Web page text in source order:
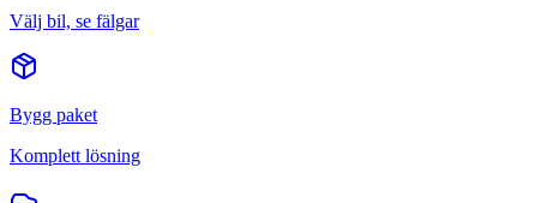
Välj bil, se fälgar
Bygg paket
Komplett lösning